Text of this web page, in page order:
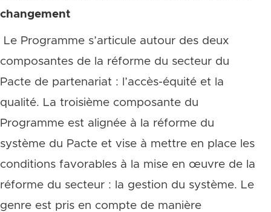
changement
Le Programme s’articule autour des deux
composantes de la réforme du secteur du
Pacte de partenariat : l’accès-équité et la
qualité. La troisième composante du
Programme est alignée à la réforme du
système du Pacte et vise à mettre en place les
conditions favorables à la mise en œuvre de la
réforme du secteur : la gestion du système. Le
genre est pris en compte de manière